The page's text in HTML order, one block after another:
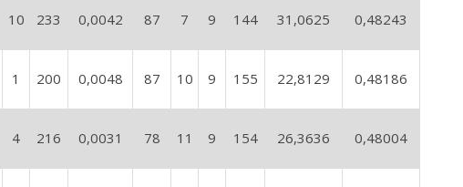
10 233 0,0042 87 7 9 144 31,0625 0,48243
1 200 0,0048 87 10 9 155 22,8129 0,48186
4 216 0,0031 78 11 9 154 26,3636 0,48004